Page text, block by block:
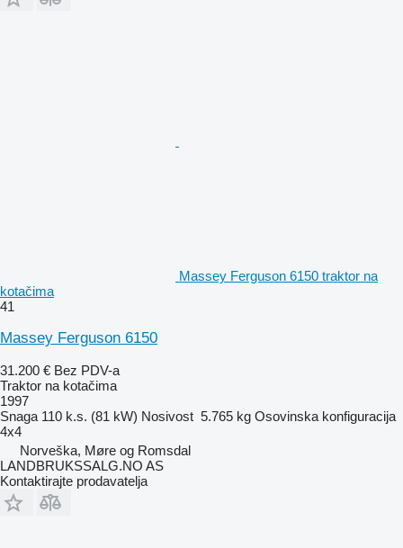
Massey Ferguson 6150 traktor na
kotačima
41
Massey Ferguson 6150
31.200 € Bez PDV-a
Traktor na kotačima
1997
Snaga 110 k.s. (81 kW) Nosivost 5.765 kg Osovinska konfiguracija
4x4
Norveška, Møre og Romsdal
LANDBRUKSSALG.NO AS
Kontaktirajte prodavatelja